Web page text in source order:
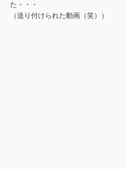
た・・・
（送り付けられた動画（笑））